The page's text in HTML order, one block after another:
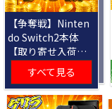
【争奪戦】Ninten
do Switch2本体
【取り寄せ入荷次
第発送】
すべて見る